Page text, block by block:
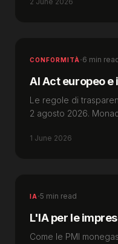
CONFORMITÀ ·6 min
AI Act europeo
Le regole di
2 agosto 2026.
1 June 2026
IA ·5 min read
L'IA per le
Come le PMI